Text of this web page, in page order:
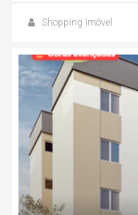
Shopping Imóvel